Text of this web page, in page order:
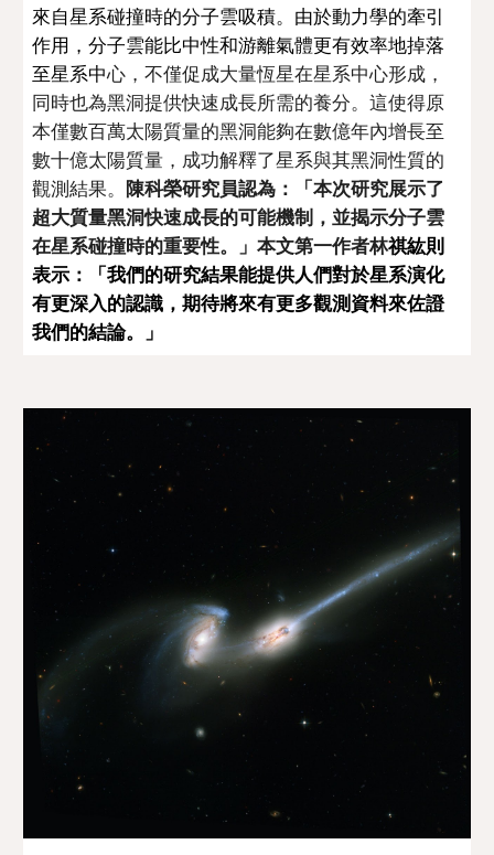
來自星系碰撞時的分子雲吸積。由於動力學的牽引
作用，分子雲能比中性和游離氣體更有效率地掉落
至星系中心，不僅促成大量恆星在星系中心形成，
同時也為黑洞提供快速成長所需的養分。這使得原
本僅數百萬太陽質量的黑洞能夠在數億年內增長至
數十億太陽質量，成功解釋了星系與其黑洞性質的
觀測結果。 陳科榮研究員認為：「本次研究展示了
超大質量黑洞快速成長的可能機制，並揭示分子雲
在星系碰撞時的重要性。」本文第一作者林祺紘則
表示：
「我們的研究結果能提供人們對於星系演化
有更深入的認識，期待將來有更多觀測資料來佐證
我們的結論。」